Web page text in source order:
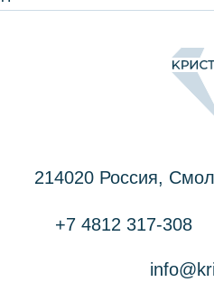
214020 Россия,
+7 4812 317-308